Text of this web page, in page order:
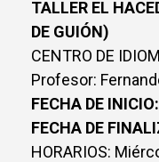
TALLER EL
DE GUIÓN)
CENTRO DE
Profesor:
FECHA DE
FECHA DE
HORARIOS: